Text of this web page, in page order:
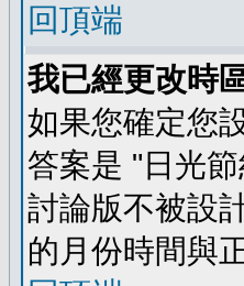
回頂端
我已經更改時
如果您確定您
答案是 "日光
討論版不被設
的月份時間與